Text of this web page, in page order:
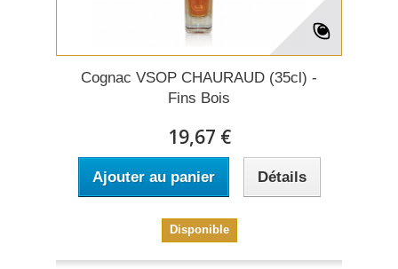
Cognac VSOP CHAURAUD (35cl) -
Fins Bois
19,67 €
Ajouter au panier Détails
Disponible